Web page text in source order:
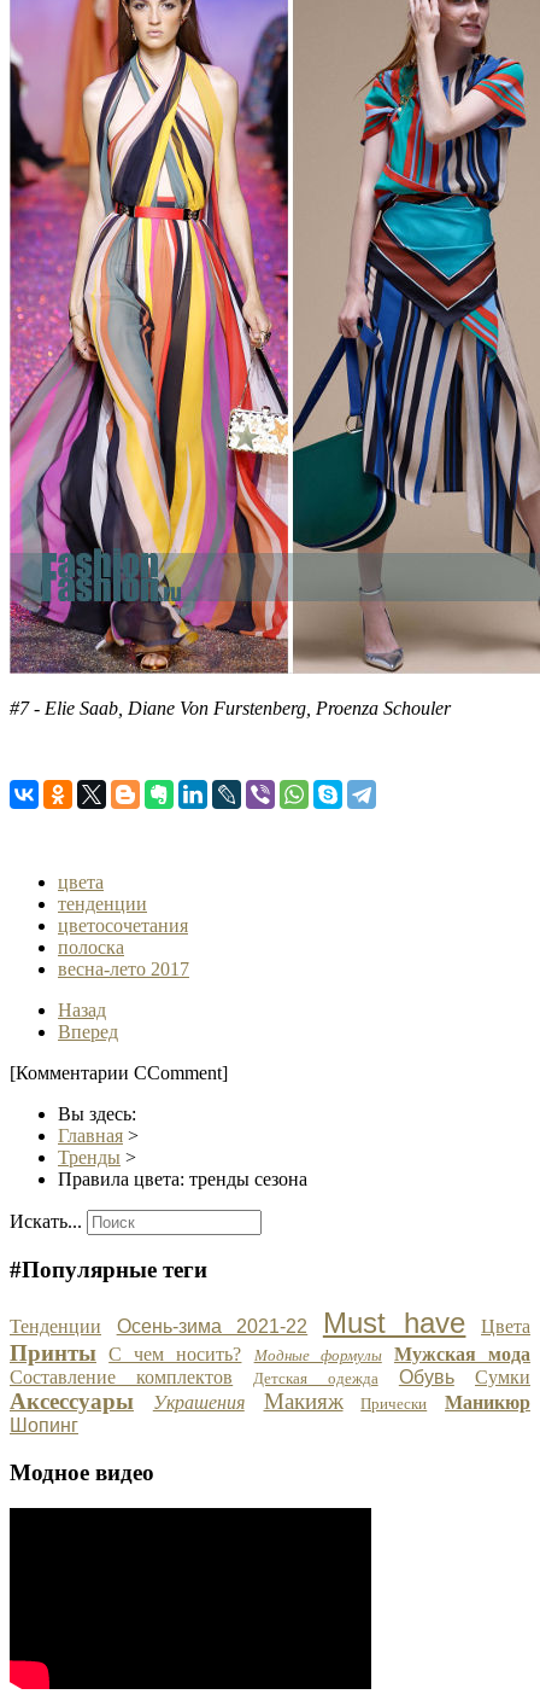
#7 - Elie Saab, Diane Von Furstenberg, Proenza Schouler
цвета
тенденции
цветосочетания
полоска
весна-лето 2017
Назад
Вперед
[Комментарии CComment]
Вы здесь:
Главная >
Тренды >
Правила цвета: тренды сезона
Искать...
#Популярные теги
Тенденции Осень-зима 2021-22 Must have Цвета
Принты С чем носить? Модные формулы
Мужская мода
Составление комплектов
Детская одежда Обувь Сумки
Аксессуары Украшения Макияж Прически
Маникюр
Шопинг
Модное видео